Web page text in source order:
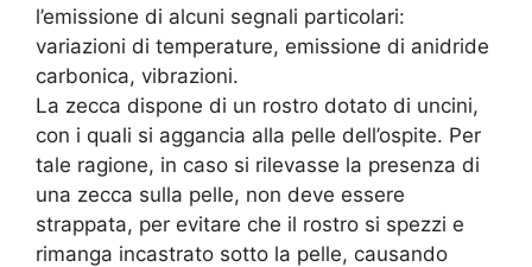
l’emissione di alcuni segnali particolari:
variazioni di temperature, emissione di anidride
carbonica, vibrazioni.
La zecca dispone di un rostro dotato di uncini,
con i quali si aggancia alla pelle dell’ospite. Per
tale ragione, in caso si rilevasse la presenza di
una zecca sulla pelle, non deve essere
strappata, per evitare che il rostro si spezzi e
rimanga incastrato sotto la pelle, causando